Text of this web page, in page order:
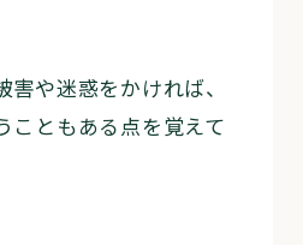
や迷惑をかければ、
こともある点を覚えて